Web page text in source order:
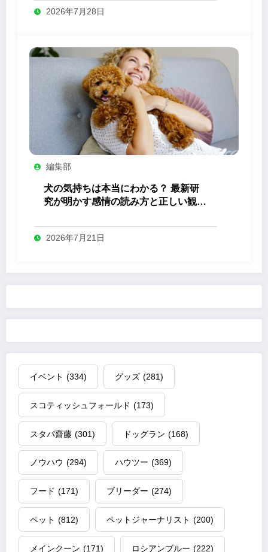
2026年7月28日
編集部
犬の気持ちは本当にわかる？ 最新研
究が明かす感情の読み方と正しい観察
2026年7月21日
イベント (334) グッズ (281)
スコティッシュフォールド (173)
スタパ齋藤 (301) ドッグラン (168)
ノウハウ (294) ハウツー (369)
フード (171) ブリーダー (274)
ペット (812) ペットジャーナリスト (200)
メインクーン (171) ロシアンブルー (222)